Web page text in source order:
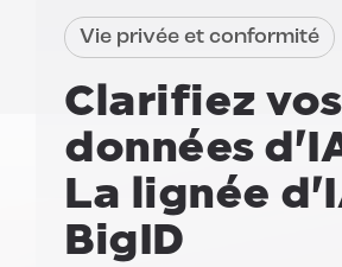
Vie privée et conformité
Clarifiez vos
données
La lignée
BigID